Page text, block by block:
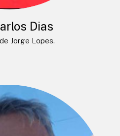
Dias
Jorge Lopes.